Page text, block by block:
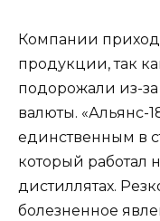
Компании
продукции, так
подорожали из-
валюты. «Альянс-
единственным в
который работал
дистиллятах.
болезненное